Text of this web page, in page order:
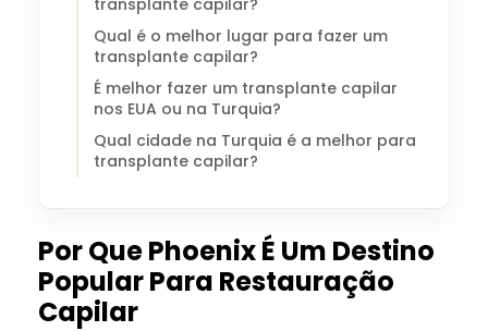
Qual é o melhor lugar para fazer um
transplante capilar?
É melhor fazer um transplante capilar
nos EUA ou na Turquia?
Qual cidade na Turquia é a melhor para
transplante capilar?
Por Que Phoenix É Um Destino
Popular Para Restauração
Capilar